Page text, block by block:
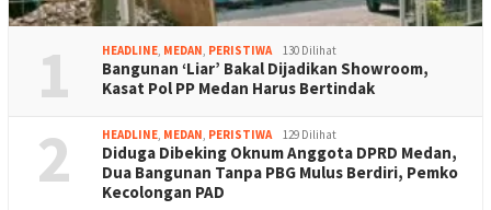
1 HEADLINE, MEDAN, PERISTIWA 130 Dilihat
Bangunan ‘Liar’ Bakal Dijadikan Showroom,
Kasat Pol PP Medan Harus Bertindak
2 HEADLINE, MEDAN, PERISTIWA 129 Dilihat
Diduga Dibeking Oknum Anggota DPRD Medan,
Dua Bangunan Tanpa PBG Mulus Berdiri, Pemko
Kecolongan PAD